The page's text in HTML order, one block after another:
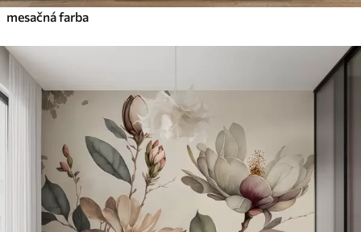
mesačná farba